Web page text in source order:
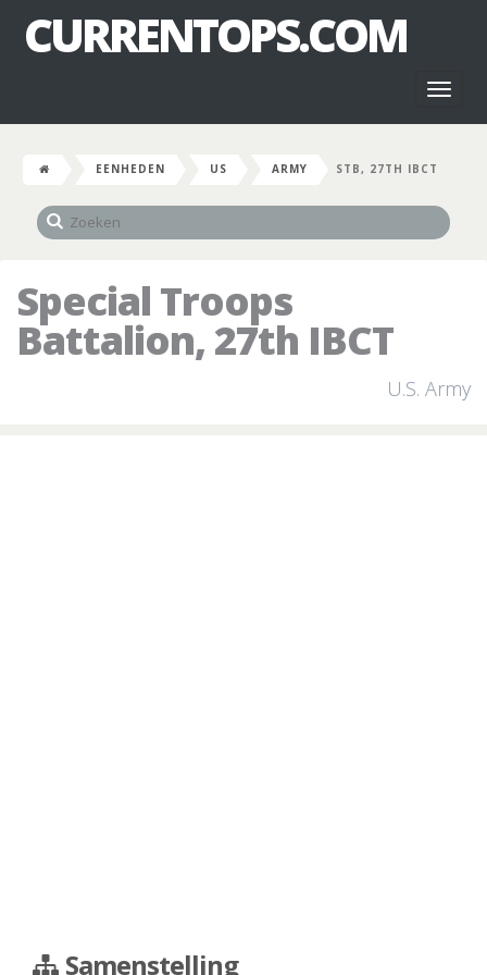
CURRENTOPS.COM
EENHEDEN US ARMY STB, 27TH IBCT
Special Troops
Battalion, 27th IBCT
U.S. Army
Samenstelling